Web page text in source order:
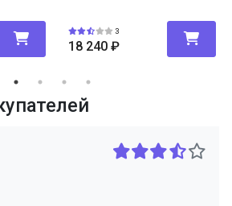
3
18 240 ₽